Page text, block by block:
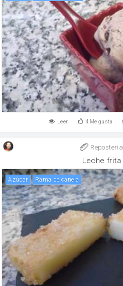
Leer 4 Me gusta
Reposteria
Leche frita
Azúcar rama de canela